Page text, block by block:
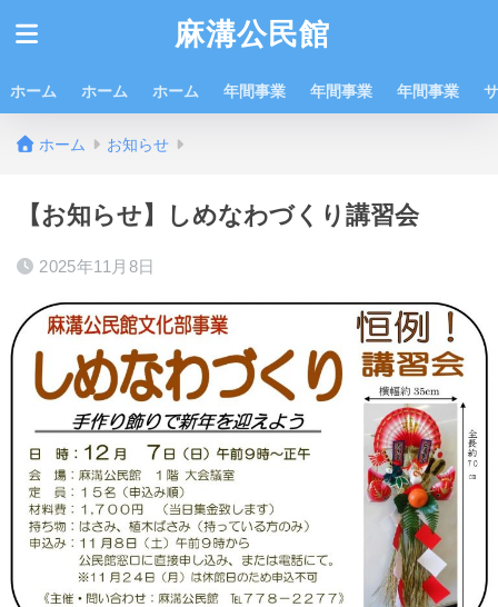
麻溝公民館
ホーム ホーム ホーム 年間事業 年間事業 年間事業
ホーム お知らせ
【お知らせ】しめなわづくり講習会
2025年11月8日